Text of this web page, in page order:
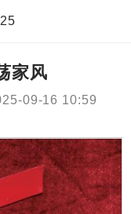
家风
09-16 10:59